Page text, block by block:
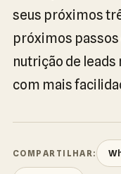
seus próximos
próximos passos
nutrição de leads
com mais
COMPARTILHAR: